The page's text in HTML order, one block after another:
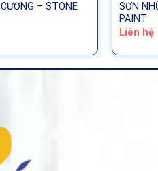
– STONE
SƠN
PAINT
Liên hệ